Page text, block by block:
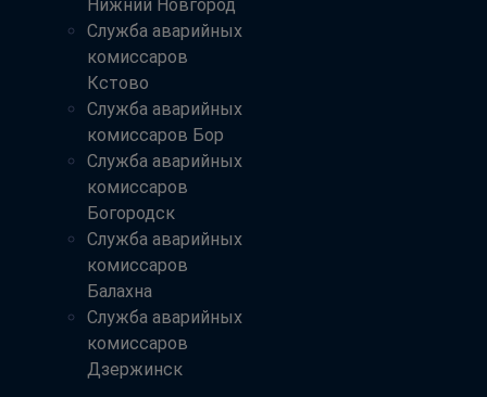
Нижний Новгород
Служба аварийных
комиссаров
Кстово
Служба аварийных
комиссаров Бор
Служба аварийных
комиссаров
Богородск
Служба аварийных
комиссаров
Балахна
Служба аварийных
комиссаров
Дзержинск